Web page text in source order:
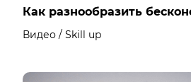
Как разнообразить
Видео / Skill up